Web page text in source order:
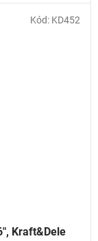
Kraft&Dele
Kód: KD452